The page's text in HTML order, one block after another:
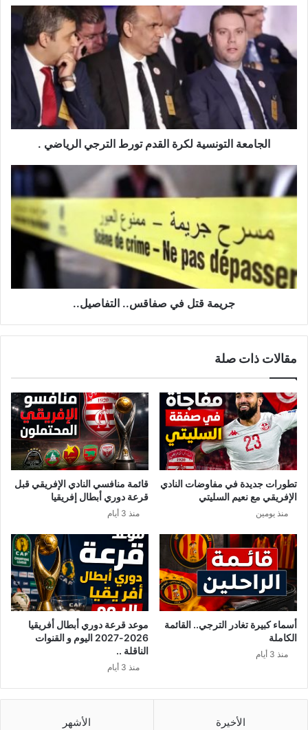
لكرة
القدم
الترجي
الرياضي
الجامعة التونسية لكرة القدم تورط الترجي الرياضي .
جريمة
قتل
في
صفاقس..
التفاصيل..
جريمة قتل في صفاقس.. التفاصيل..
مقالات ذات صلة
تطورات جديدة في مفاوضات النادي
الإفريقي مع نعيم السليتي
منذ يومين
قائمة منافسي النادي الإفريقي قبل
قرعة دوري أبطال إفريقيا
منذ 3 أيام
أسماء كبيرة تغادر الترجي.. القائمة
الكاملة
منذ 3 أيام
موعد قرعة دوري أبطال أفريقيا
2026-2027 اليوم و القنوات
الناقلة ..
منذ 3 أيام
الأخيرة الأشهر